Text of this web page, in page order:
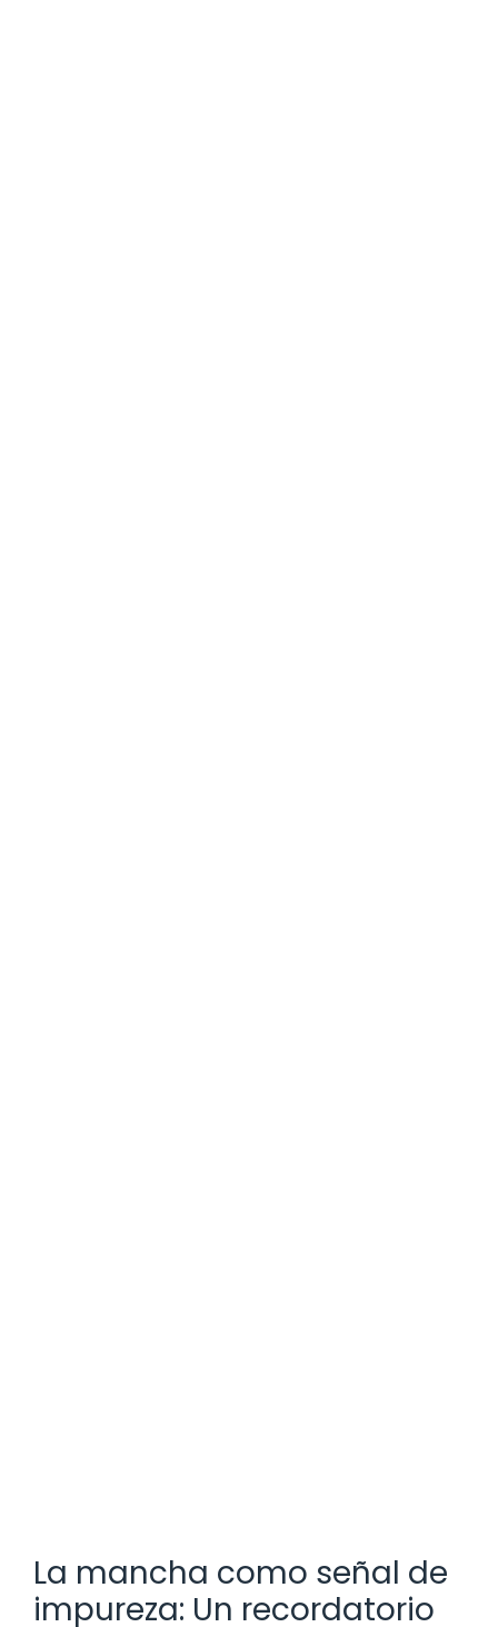
La mancha como señal de
impureza: Un recordatorio